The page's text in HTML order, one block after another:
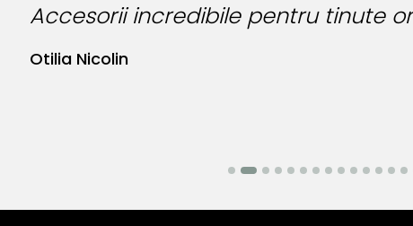
Otilia Nicolin
Accesorii incredibile pentru tinute